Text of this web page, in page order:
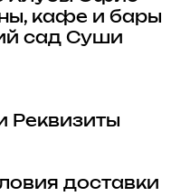
кафе и бары
сад Суши
Реквизиты
доставки